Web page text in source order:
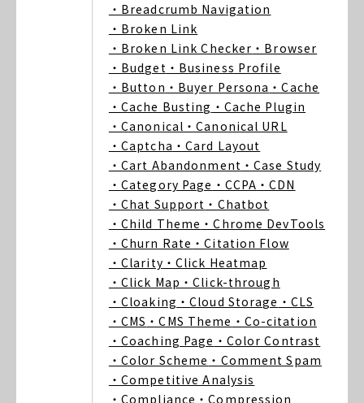
・Breadcrumb Navigation
・Broken Link
・Broken Link Checker ・Browser
・Budget ・Business Profile
・Button ・Buyer Persona ・Cache
・Cache Busting ・Cache Plugin
・Canonical ・Canonical URL
・Captcha ・Card Layout
・Cart Abandonment ・Case Study
・Category Page ・CCPA ・CDN
・Chat Support ・Chatbot
・Child Theme ・Chrome DevTools
・Churn Rate ・Citation Flow
・Clarity ・Click Heatmap
・Click Map ・Click-through
・Cloaking ・Cloud Storage ・CLS
・CMS ・CMS Theme ・Co-citation
・Coaching Page ・Color Contrast
・Color Scheme ・Comment Spam
・Competitive Analysis
・Compliance ・Compression